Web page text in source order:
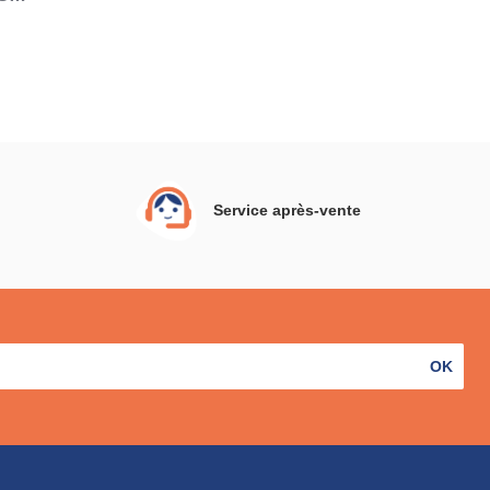
3
Service après-vente
OK